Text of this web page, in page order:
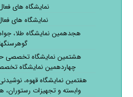
نمایشگاه های
نمایشگاه های
هجدهمین نمایشگاه طلا،
هشتمین نمایشگاه تخصصی
چهاردهمین نمایشگاه
هفتمین نمایشگاه قهوه،
وابسته و تجهیزات